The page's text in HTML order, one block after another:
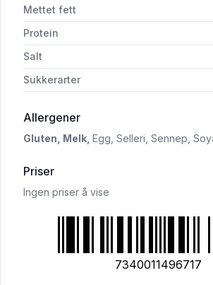
Mettet fett
Protein
Salt
Sukkerarter
Allergeneri 'Coop Mozarella Sticks
Gluten, Melk, Egg, Selleri, Sennep,
Priser
Ingen priser å vise
7340011496717